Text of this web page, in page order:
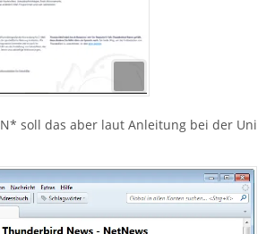
soll das aber laut Anleitung bei der Uni